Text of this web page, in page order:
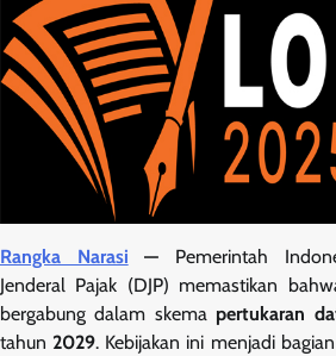
Rangka Narasi — Pemerintah
Jenderal Pajak (DJP) memastikan
bergabung dalam skema pertukaran
tahun 2029. Kebijakan ini menjadi